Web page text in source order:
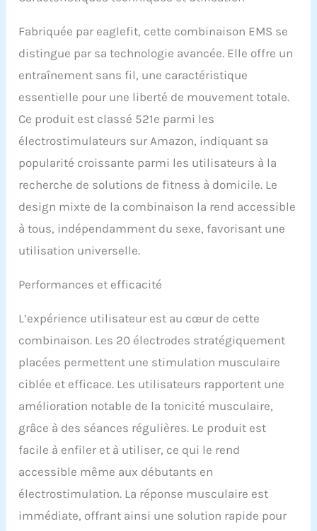
20 électrodes
vos besoins personnels
et vos objectifs
d'entraînement via notre
PowerBox fournie et
l'application eaglefit
agréable : le matériau du
survêtement possède
antibactériennes et est
extensible grâce à son
qualité supérieure. Il
permet un ajustement
des fibres musculaires
pour les déplacements et
combinaison et les
accessoires
livrés dans un carton
eaglefit compact. Cela
une protection optimale,
mais permet également
lors des voyages de
vacances, des
ou des voyages d'affaires
Fabriquée par eaglefit, cette combinaison EMS se
distingue par sa technologie avancée. Elle offre un
entraînement sans fil, une caractéristique
essentielle pour une liberté de mouvement totale.
Ce produit est classé 521e parmi les
électrostimulateurs sur Amazon, indiquant sa
popularité croissante parmi les utilisateurs à la
recherche de solutions de fitness à domicile. Le
design mixte de la combinaison la rend accessible
à tous, indépendamment du sexe, favorisant une
utilisation universelle.
Performances et efficacité
L’expérience utilisateur est au cœur de cette
combinaison. Les 20 électrodes stratégiquement
placées permettent une stimulation musculaire
ciblée et efficace. Les utilisateurs rapportent une
amélioration notable de la tonicité musculaire,
grâce à des séances régulières. Le produit est
facile à enfiler et à utiliser, ce qui le rend
accessible même aux débutants en
électrostimulation. La réponse musculaire est
immédiate, offrant ainsi une solution rapide pour